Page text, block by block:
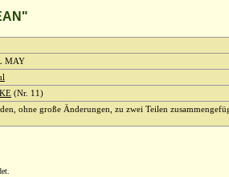
MAY
(Nr. 11)
ohne große Änderungen, zu zwei Teilen